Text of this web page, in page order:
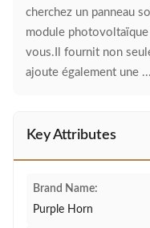
cherchez un panneau
module
vous.Il fournit non
ajoute également une ...
Key Attributes
Brand Name:
Purple Horn